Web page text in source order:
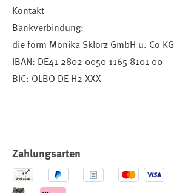
Kontakt
Bankverbindung:
die form Monika Sklorz GmbH u. Co KG
IBAN: DE41 2802 0050 1165 8101 00
BIC: OLBO DE H2 XXX
Zahlungsarten